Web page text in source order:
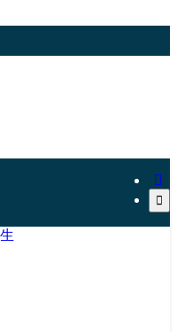
とリスク管理の秘訣